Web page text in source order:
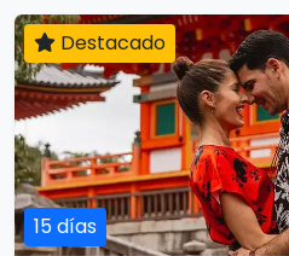
15 días
Destacado